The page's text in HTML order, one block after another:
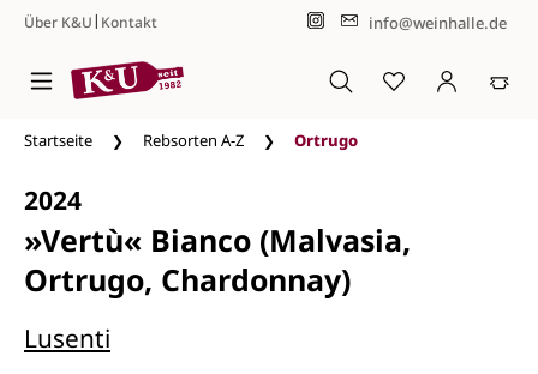
Zum Hauptinhalt springen
Über K&U| Kontakt info@weinhalle.de
Startseite Rebsorten A-Z Ortrugo
2024
»Vertù« Bianco (Malvasia,
Ortrugo, Chardonnay)
Lusenti